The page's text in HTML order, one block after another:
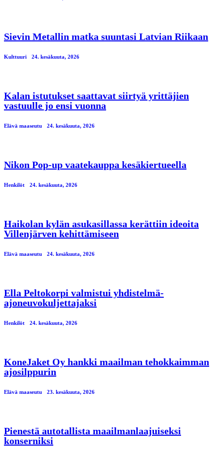
Sievin Metallin matka suuntasi Latvian Riikaan
Kulttuuri 24. kesäkuuta, 2026
Kalan istutukset saattavat siirtyä yrittäjien
vastuulle jo ensi vuonna
Elävä maaseutu 24. kesäkuuta, 2026
Nikon Pop-up vaatekauppa kesäkiertueella
Henkilöt 24. kesäkuuta, 2026
Haikolan kylän asukasillassa kerättiin ideoita
Villenjärven kehittämiseen
Elävä maaseutu 24. kesäkuuta, 2026
Ella Peltokorpi valmistui yhdistelmä-
ajoneuvokuljettajaksi
Henkilöt 24. kesäkuuta, 2026
KoneJaket Oy hankki maailman tehokkaimman
ajosilppurin
Elävä maaseutu 23. kesäkuuta, 2026
Pienestä autotallista maailmanlaajuiseksi
konserniksi